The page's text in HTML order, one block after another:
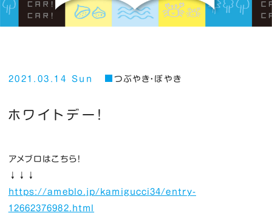
2021.03.14 Sun つぶやき・ぼやき
ホワイトデー！
アメブロはこちら！
↓↓↓
https://ameblo.jp/kamigucci34/entry-
12662376982.html